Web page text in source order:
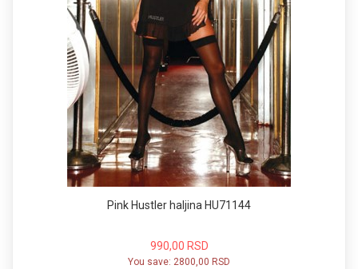
Pink Hustler haljina HU71144
990,00 RSD
You save: 2800,00 RSD